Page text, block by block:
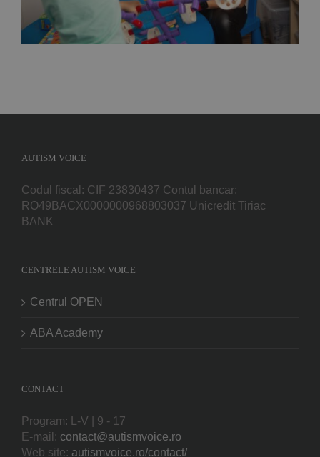
AUTISM VOICE
Codul fiscal: CIF 23830437 Contul bancar:
RO49BACX0000000968803037 Unicredit Tiriac
BANK
CENTRELE AUTISM VOICE
Centrul OPEN
ABA Academy
CONTACT
Program: L-V | 9 - 17
E-mail: contact@autismvoice.ro
Web site: autismvoice.ro/contact/